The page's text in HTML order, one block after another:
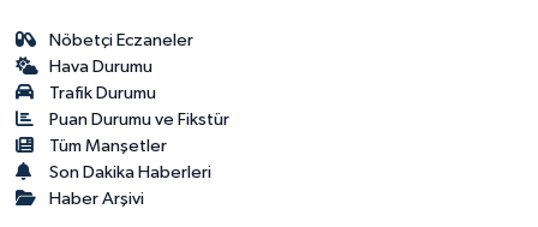
Nöbetçi Eczaneler
Hava Durumu
Trafik Durumu
Puan Durumu ve Fikstür
Tüm Manşetler
Son Dakika Haberleri
Haber Arşivi